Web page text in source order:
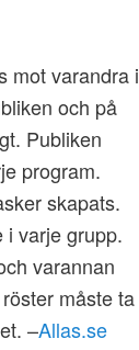
mot varandra i
och på
Publiken
program.
skapats.
i varje grupp.
varannan
måste ta
–Allas.se